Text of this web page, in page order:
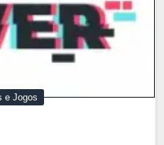
e Jogos